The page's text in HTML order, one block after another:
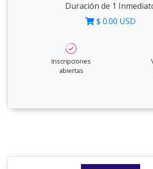
Duración de 1
$ 0.00 USD
Inscripciones
abiertas